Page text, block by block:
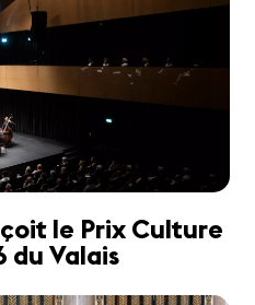
le Prix Culture
du Valais